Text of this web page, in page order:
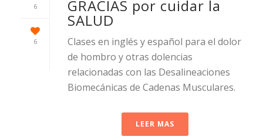
6
6
GRACIAS por cuidar la
SALUD
​Clases en inglés y español para el dolor
de hombro y otras dolencias
relacionadas con las Desalineaciones
Biomecánicas de Cadenas Musculares.
LEER MAS